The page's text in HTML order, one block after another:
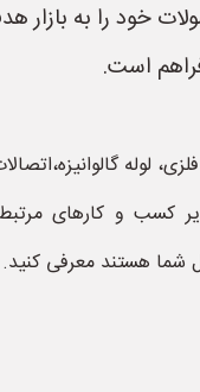
خود را به بازار
است.
کسب و کارهای
شما هستند معرفی کنید.